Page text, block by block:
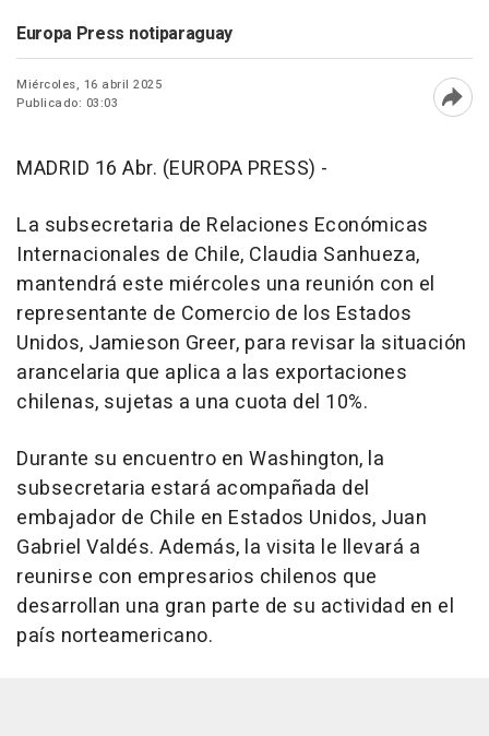
Europa Press notiparaguay
Miércoles, 16 abril 2025
Publicado: 03:03
MADRID 16 Abr. (EUROPA PRESS) -
La subsecretaria de Relaciones Económicas
Internacionales de Chile, Claudia Sanhueza,
mantendrá este miércoles una reunión con el
representante de Comercio de los Estados
Unidos, Jamieson Greer, para revisar la situación
arancelaria que aplica a las exportaciones
chilenas, sujetas a una cuota del 10%.
Durante su encuentro en Washington, la
subsecretaria estará acompañada del
embajador de Chile en Estados Unidos, Juan
Gabriel Valdés. Además, la visita le llevará a
reunirse con empresarios chilenos que
desarrollan una gran parte de su actividad en el
país norteamericano.